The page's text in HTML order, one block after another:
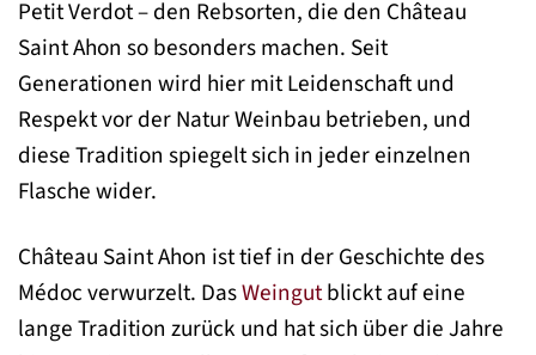
Petit Verdot – den Rebsorten, die den Château
Saint Ahon so besonders machen. Seit
Generationen wird hier mit Leidenschaft und
Respekt vor der Natur Weinbau betrieben, und
diese Tradition spiegelt sich in jeder einzelnen
Flasche wider.
Château Saint Ahon ist tief in der Geschichte des
Médoc verwurzelt. DasWeingutblickt auf eine
lange Tradition zurück und hat sich über die Jahre